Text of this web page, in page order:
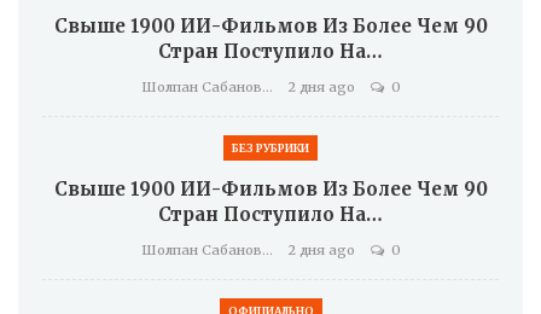
Свыше 1900 ИИ-Фильмов Из Более Чем 90
Стран Поступило На…
Шолпан Сабанова 2 дня ago 0
БЕЗ РУБРИКИ
Свыше 1900 ИИ-Фильмов Из Более Чем 90
Стран Поступило На…
Шолпан Сабанова 2 дня ago 0